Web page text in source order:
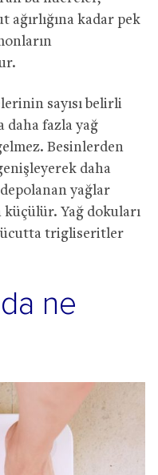
kadar pek
sayısı belirli
daha fazla yağ
Besinlerden
daha
yağlar
Yağ dokuları
trigliseritler
ne